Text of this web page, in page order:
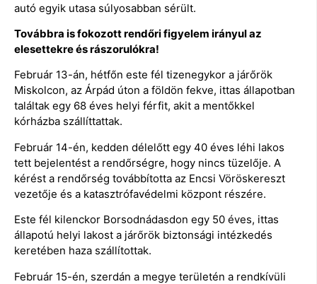
autó egyik utasa súlyosabban sérült.
Továbbra is fokozott rendőri figyelem irányul az
elesettekre és rászorulókra!
Február 13-án, hétfőn este fél tizenegykor a járőrök
Miskolcon, az Árpád úton a földön fekve, ittas állapotban
találtak egy 68 éves helyi férfit, akit a mentőkkel
kórházba szállíttattak.
Február 14-én, kedden délelőtt egy 40 éves léhi lakos
tett bejelentést a rendőrségre, hogy nincs tüzelője. A
kérést a rendőrség továbbította az Encsi Vöröskereszt
vezetője és a katasztrófavédelmi központ részére.
Este fél kilenckor Borsodnádasdon egy 50 éves, ittas
állapotú helyi lakost a járőrök biztonsági intézkedés
keretében haza szállítottak.
Február 15-én, szerdán a megye területén a rendkívüli